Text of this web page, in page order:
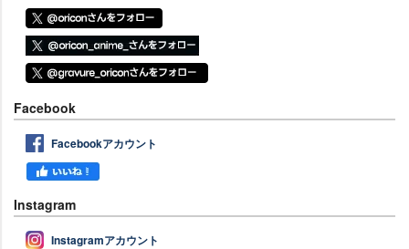
Facebook
Facebookアカウント
Instagram
Instagramアカウント